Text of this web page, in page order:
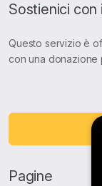
Sostienici con
Questo servizio è
con una donazione
Pagine